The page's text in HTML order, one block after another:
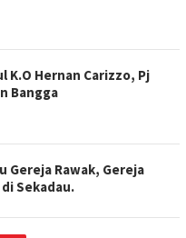
K.O Hernan Carizzo, Pj
Bangga
Gereja Rawak, Gereja
Sekadau.